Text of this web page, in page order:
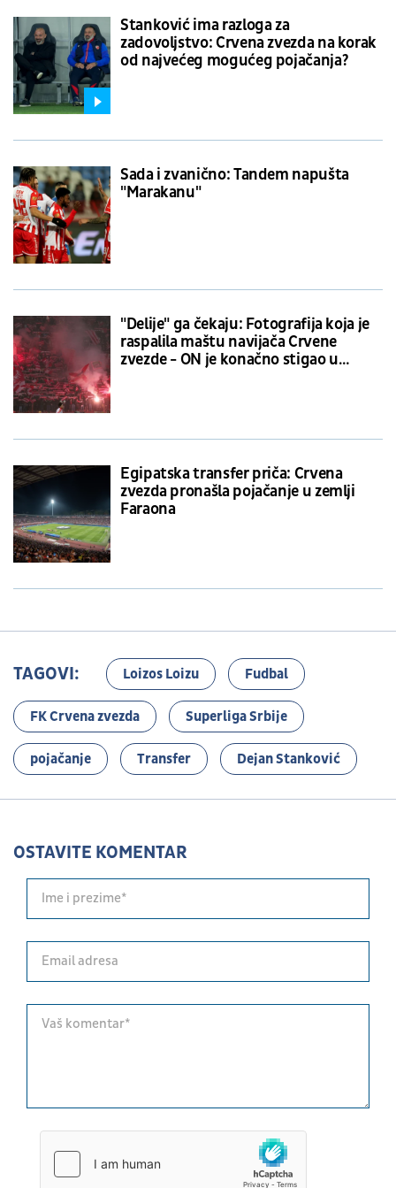
Stanković ima razloga za
zadovoljstvo: Crvena zvezda na korak
od najvećeg mogućeg pojačanja?
Sada i zvanično: Tandem napušta
"Marakanu"
"Delije" ga čekaju: Fotografija koja je
raspalila maštu navijača Crvene
zvezde - ON je konačno stigao u
Egipatska transfer priča: Crvena
zvezda pronašla pojačanje u zemlji
Faraona
TAGOVI: Loizos Loizu Fudbal
FK Crvena zvezda Superliga Srbije
pojačanje Transfer Dejan Stanković
OSTAVITE KOMENTAR